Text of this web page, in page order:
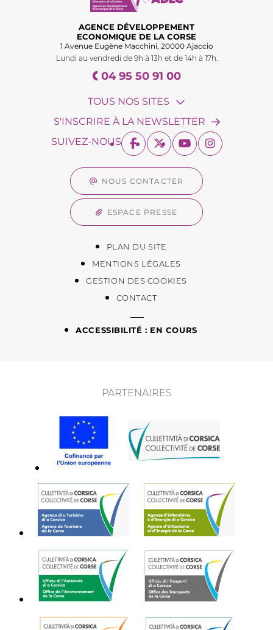
AGENCE DÉVELOPPEMENT
ECONOMIQUE DE LA CORSE
1 Avenue Eugène Macchini, 20000 Ajaccio
Lundi au vendredi de 9h à 13h et de 14h à 17h.
04 95 50 91 00
TOUS NOS SITES
S'INSCRIRE À LA NEWSLETTER
SUIVEZ-NOUS
NOUS CONTACTER
ESPACE PRESSE
PLAN DU SITE
MENTIONS LÉGALES
GESTION DES COOKIES
CONTACT
ACCESSIBILITÉ : EN COURS
PARTENAIRES